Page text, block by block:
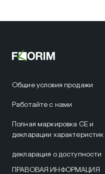
Общие условия продажи
Работайте с нами
Полная маркировка CE и
декларации характеристик
декларация о доступности
ПРАВОВАЯ ИНФОРМАЦИЯ